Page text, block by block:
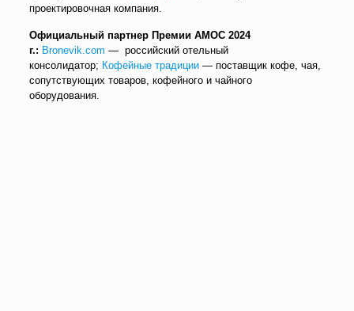
проектировочная компания.
Официальный партнер Премии АМОС 2024
г.: Bronevik.com — российский отельный
консолидатор; Кофейные традиции— поставщик кофе, чая,
сопутствующих товаров, кофейного и чайного
оборудования.